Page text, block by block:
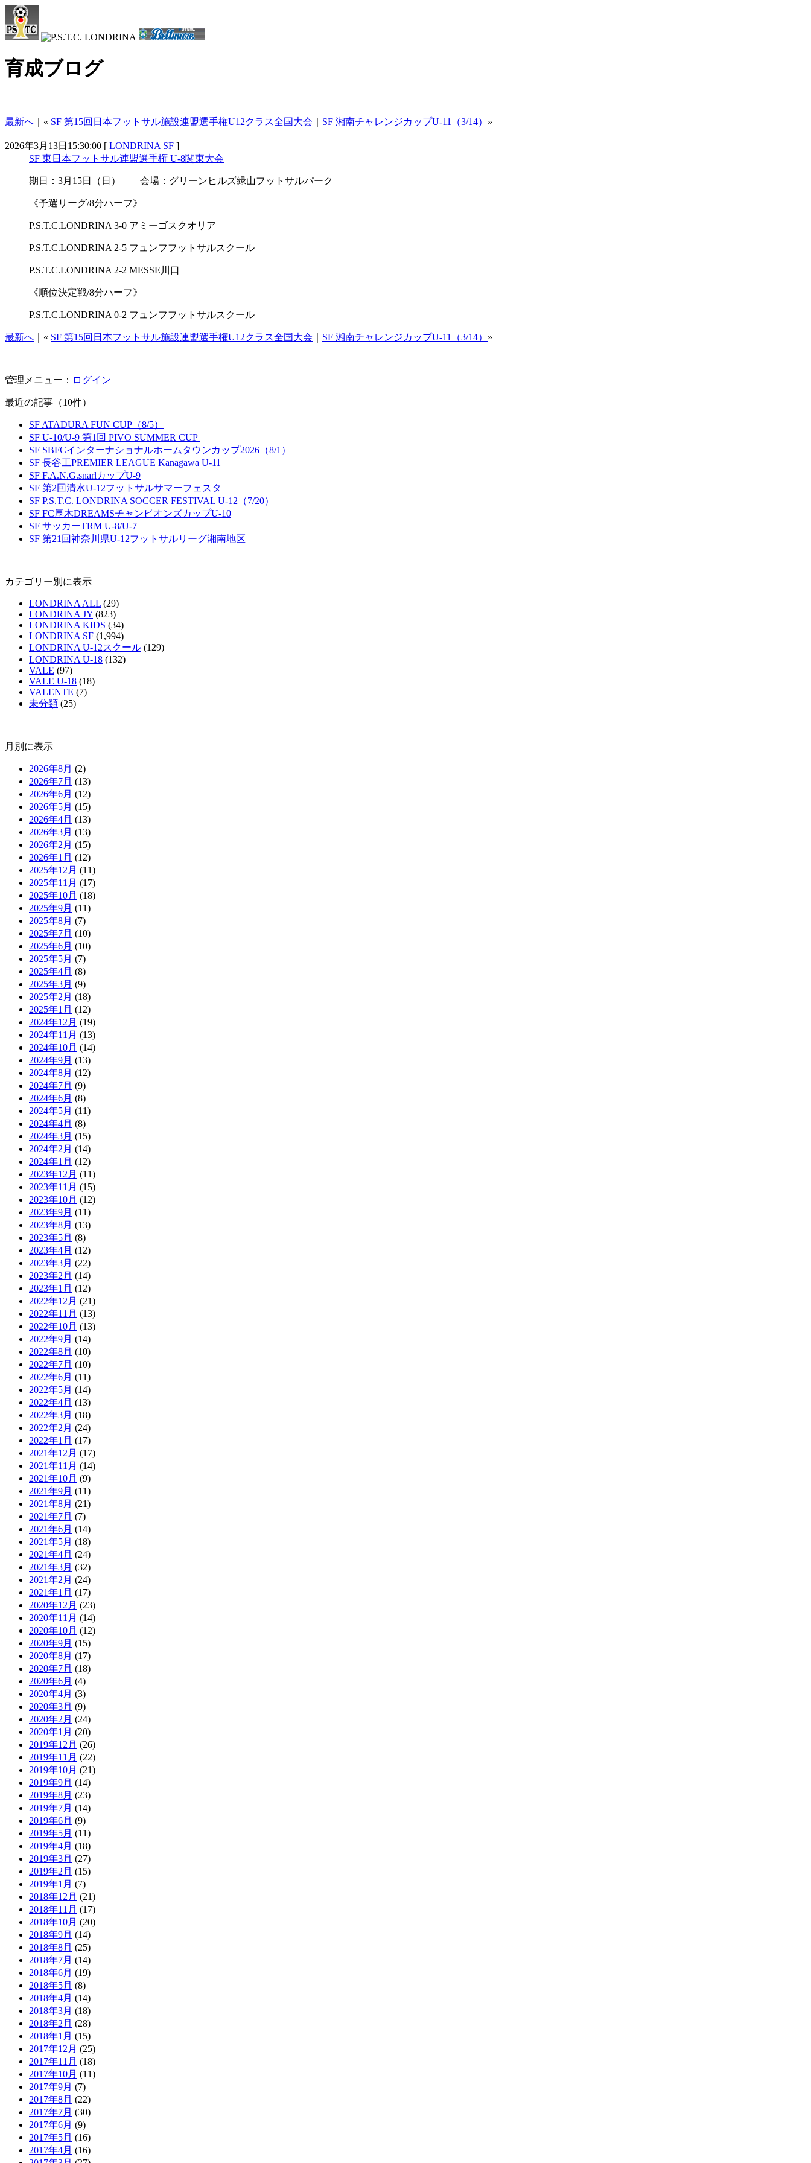
育成ブログ
最新へ ｜« SF 第15回日本フットサル施設連盟選手権U12クラス全国大会 SF 湘南チャレンジカップU-11（3/14） »
2026年3月13日15:30:00 [ LONDRINA SF ]
SF 東日本フットサル連盟選手権 U-8関東大会
期日：3月15日（日） 会場：グリーンヒルズ緑山フットサルパーク
《予選リーグ/8分ハーフ》
P.S.T.C.LONDRINA 3-0 アミーゴスクオリア
P.S.T.C.LONDRINA 2-5 フュンフフットサルスクール
P.S.T.C.LONDRINA 2-2 MESSE川口
《順位決定戦/8分ハーフ》
P.S.T.C.LONDRINA 0-2 フュンフフットサルスクール
最新へ ｜« SF 第15回日本フットサル施設連盟選手権U12クラス全国大会 SF 湘南チャレンジカップU-11（3/14） »
管理メニュー： ログイン
最近の記事（10件）
SF ATADURA FUN CUP（8/5）
SF U-10/U-9 第1回 PIVO SUMMER CUP
SF SBFCインターナショナルホームタウンカップ2026（8/1）
SF 長谷工PREMIER LEAGUE Kanagawa U-11
SF F.A.N.G.snarlカップU-9
SF 第2回清水U-12フットサルサマーフェスタ
SF P.S.T.C. LONDRINA SOCCER FESTIVAL U-12（7/20）
SF FC厚木DREAMSチャンピオンズカップU-10
SF サッカーTRM U-8/U-7
SF 第21回神奈川県U-12フットサルリーグ湘南地区
カテゴリー別に表示
LONDRINA ALL (29)
LONDRINA JY (823)
LONDRINA KIDS (34)
LONDRINA SF (1,994)
LONDRINA U-12スクール (129)
LONDRINA U-18 (132)
VALE (97)
VALE U-18 (18)
VALENTE (7)
未分類 (25)
月別に表示
2026年8月 (2)
2026年7月 (13)
2026年6月 (12)
2026年5月 (15)
2026年4月 (13)
2026年3月 (13)
2026年2月 (15)
2026年1月 (12)
2025年12月 (11)
2025年11月 (17)
2025年10月 (18)
2025年9月 (11)
2025年8月 (7)
2025年7月 (10)
2025年6月 (10)
2025年5月 (7)
2025年4月 (8)
2025年3月 (9)
2025年2月 (18)
2025年1月 (12)
2024年12月 (19)
2024年11月 (13)
2024年10月 (14)
2024年9月 (13)
2024年8月 (12)
2024年7月 (9)
2024年6月 (8)
2024年5月 (11)
2024年4月 (8)
2024年3月 (15)
2024年2月 (14)
2024年1月 (12)
2023年12月 (11)
2023年11月 (15)
2023年10月 (12)
2023年9月 (11)
2023年8月 (13)
2023年5月 (8)
2023年4月 (12)
2023年3月 (22)
2023年2月 (14)
2023年1月 (12)
2022年12月 (21)
2022年11月 (13)
2022年10月 (13)
2022年9月 (14)
2022年8月 (10)
2022年7月 (10)
2022年6月 (11)
2022年5月 (14)
2022年4月 (13)
2022年3月 (18)
2022年2月 (24)
2022年1月 (17)
2021年12月 (17)
2021年11月 (14)
2021年10月 (9)
2021年9月 (11)
2021年8月 (21)
2021年7月 (7)
2021年6月 (14)
2021年5月 (18)
2021年4月 (24)
2021年3月 (32)
2021年2月 (24)
2021年1月 (17)
2020年12月 (23)
2020年11月 (14)
2020年10月 (12)
2020年9月 (15)
2020年8月 (17)
2020年7月 (18)
2020年6月 (4)
2020年4月 (3)
2020年3月 (9)
2020年2月 (24)
2020年1月 (20)
2019年12月 (26)
2019年11月 (22)
2019年10月 (21)
2019年9月 (14)
2019年8月 (23)
2019年7月 (14)
2019年6月 (9)
2019年5月 (11)
2019年4月 (18)
2019年3月 (27)
2019年2月 (15)
2019年1月 (7)
2018年12月 (21)
2018年11月 (17)
2018年10月 (20)
2018年9月 (14)
2018年8月 (25)
2018年7月 (14)
2018年6月 (19)
2018年5月 (8)
2018年4月 (14)
2018年3月 (18)
2018年2月 (28)
2018年1月 (15)
2017年12月 (25)
2017年11月 (18)
2017年10月 (11)
2017年9月 (7)
2017年8月 (22)
2017年7月 (30)
2017年6月 (9)
2017年5月 (16)
2017年4月 (16)